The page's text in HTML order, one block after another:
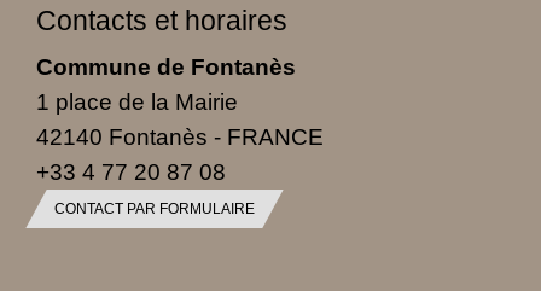
Contacts et horaires
Commune de Fontanès
1 place de la Mairie
42140 Fontanès - FRANCE
+33 4 77 20 87 08
CONTACT PAR FORMULAIRE